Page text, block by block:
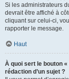
Si les administrateurs
devrait être affiché à
cliquant sur celui-ci,
rapporter le message.
Haut
À quoi sert le bouton
rédaction d’un sujet ?